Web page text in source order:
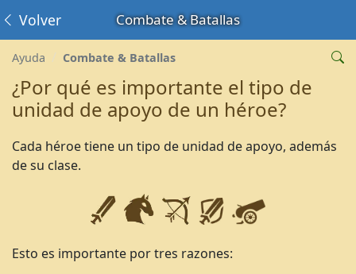
Combate & Batallas
Volver
Ayuda Combate & Batallas
¿Por qué es importante el tipo de
unidad de apoyo de un héroe?
Cada héroe tiene un tipo de unidad de apoyo, además
de su clase.
Esto es importante por tres razones: